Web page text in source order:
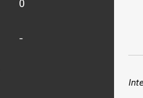
0
-